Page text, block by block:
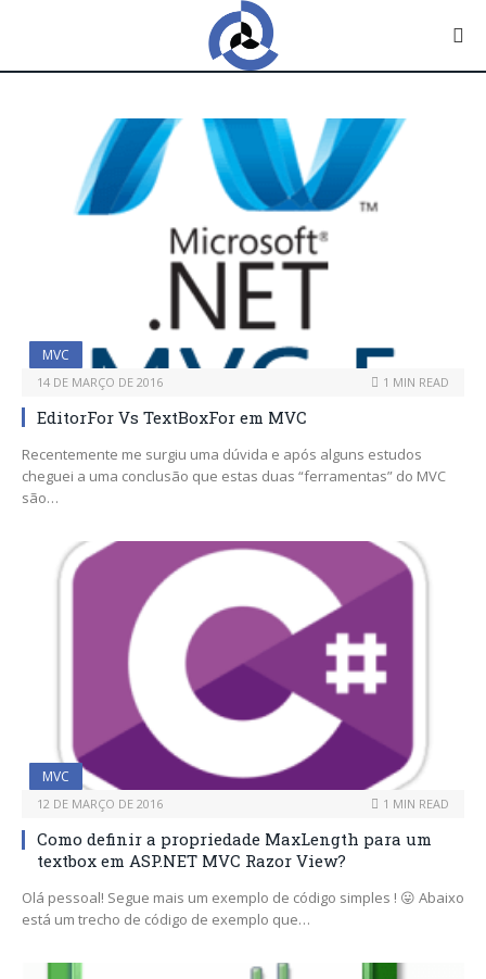
MVC
14 DE MARÇO DE 2016 1 MIN READ
EditorFor Vs TextBoxFor em MVC
Recentemente me surgiu uma dúvida e após alguns estudos
cheguei a uma conclusão que estas duas “ferramentas” do MVC
são…
MVC
12 DE MARÇO DE 2016 1 MIN READ
Como definir a propriedade MaxLength para um
textbox em ASP.NET MVC Razor View?
Olá pessoal! Segue mais um exemplo de código simples ! 😛 Abaixo
está um trecho de código de exemplo que…